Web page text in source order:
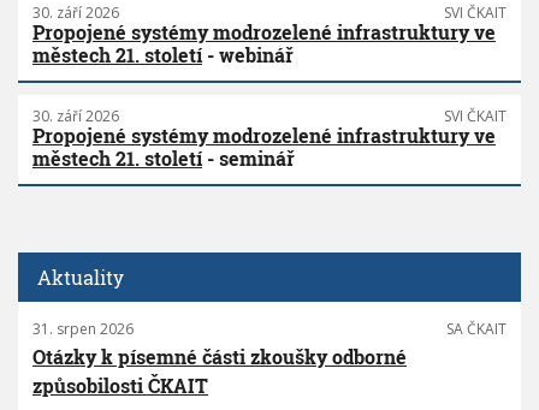
30. září 2026 SVI ČKAIT
Propojené systémy modrozelené infrastruktury ve
městech 21. století - webinář
30. září 2026 SVI ČKAIT
Propojené systémy modrozelené infrastruktury ve
městech 21. století - seminář
Aktuality
31. srpen 2026 SA ČKAIT
Otázky k písemné části zkoušky odborné
způsobilosti ČKAIT